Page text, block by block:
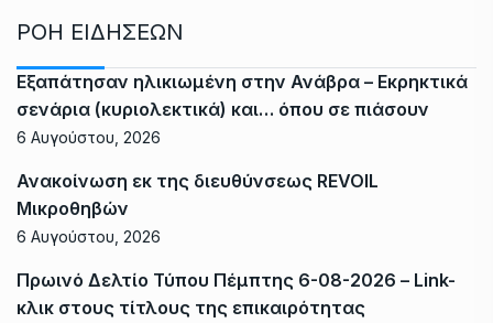
ΡΟΗ ΕΙΔΗΣΕΩΝ
Εξαπάτησαν ηλικιωμένη στην Ανάβρα – Εκρηκτικά
σενάρια (κυριολεκτικά) και… όπου σε πιάσουν
6 Αυγούστου, 2026
Ανακοίνωση εκ της διευθύνσεως REVOIL
Μικροθηβών
6 Αυγούστου, 2026
Πρωινό Δελτίο Τύπου Πέμπτης 6-08-2026 – Link-
κλικ στους τίτλους της επικαιρότητας